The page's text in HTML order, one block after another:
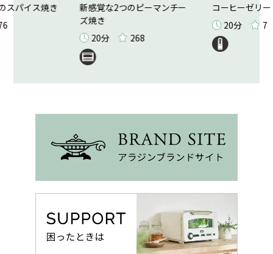
スパイス焼き
新感覚な2つのピーマンチー
ズ焼き
20分
268
コーヒーゼリー
20分
7